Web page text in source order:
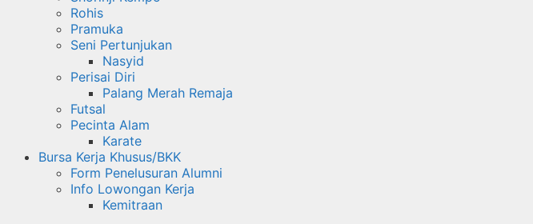
Rohis
Pramuka
Seni Pertunjukan
Nasyid
Perisai Diri
Palang Merah Remaja
Futsal
Pecinta Alam
Karate
Bursa Kerja Khusus/BKK
Form Penelusuran Alumni
Info Lowongan Kerja
Kemitraan